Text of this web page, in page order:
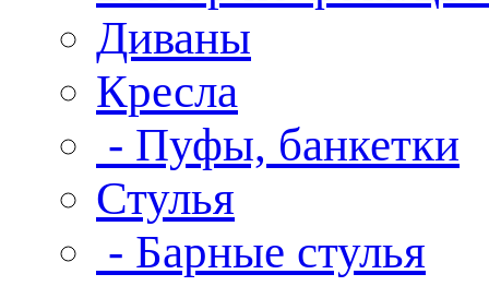
Диваны
Кресла
- Пуфы, банкетки
Стулья
- Барные стулья